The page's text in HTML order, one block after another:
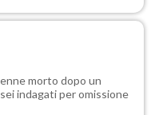
morto dopo un
indagati per omissione